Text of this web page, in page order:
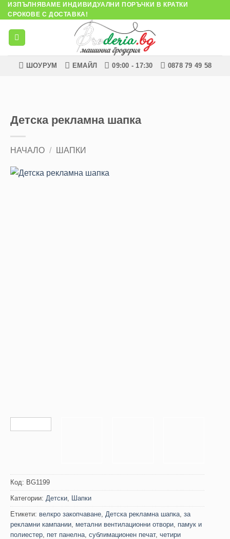
Skip
to
content
ИЗПЪЛНЯВАМЕ ИНДИВИДУАЛНИ ПОРЪЧКИ В КРАТКИ
СРОКОВЕ С ДОСТАВКА!
ШОУРУМ ЕМАЙЛ 09:00 - 17:30 0878 79 49 58
Детска рекламна шапка
НАЧАЛО / ШАПКИ
Код: BG1199
Категории: Детски Шапки
Етикети: велкро закопчаване Детска рекламна шапка за
рекламни кампании метални вентилационни отвори памук и
полиестер пет панелна сублимационен печат, четири